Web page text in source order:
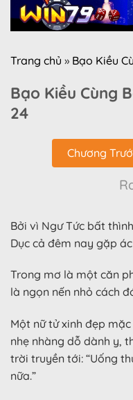
Trang chủ » Bạo Kiều
Bạo Kiều Cùng
24
Chương
Bởi vì Ngư Tức bất
Dục cả đêm nay gặp
Trong mơ là một căn
là ngọn nến nhỏ cách
Một nữ tử xinh đẹp
nhẹ nhàng dỗ dành y,
trời truyền tới: “Uống
nữa.”